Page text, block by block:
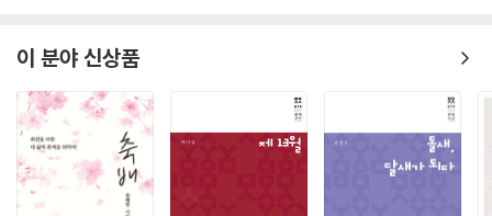
이 분야 신상품